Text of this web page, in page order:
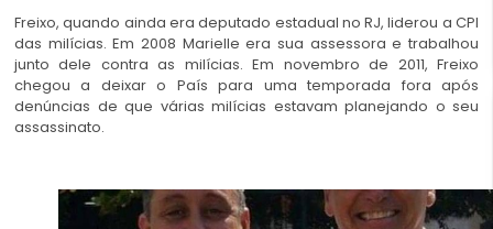
Freixo, quando ainda era deputado estadual no RJ, liderou a CPI
das milícias. Em 2008 Marielle era sua assessora e trabalhou
junto dele contra as milícias. Em novembro de 2011, Freixo
chegou a deixar o País para uma temporada fora após
denúncias de que várias milícias estavam planejando o seu
assassinato.